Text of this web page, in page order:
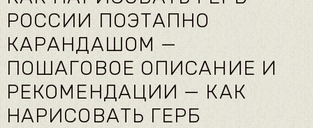
РОССИИ ПОЭТАПНО
КАРАНДАШОМ —
ПОШАГОВОЕ ОПИСАНИЕ И
РЕКОМЕНДАЦИИ — КАК
НАРИСОВАТЬ ГЕРБ